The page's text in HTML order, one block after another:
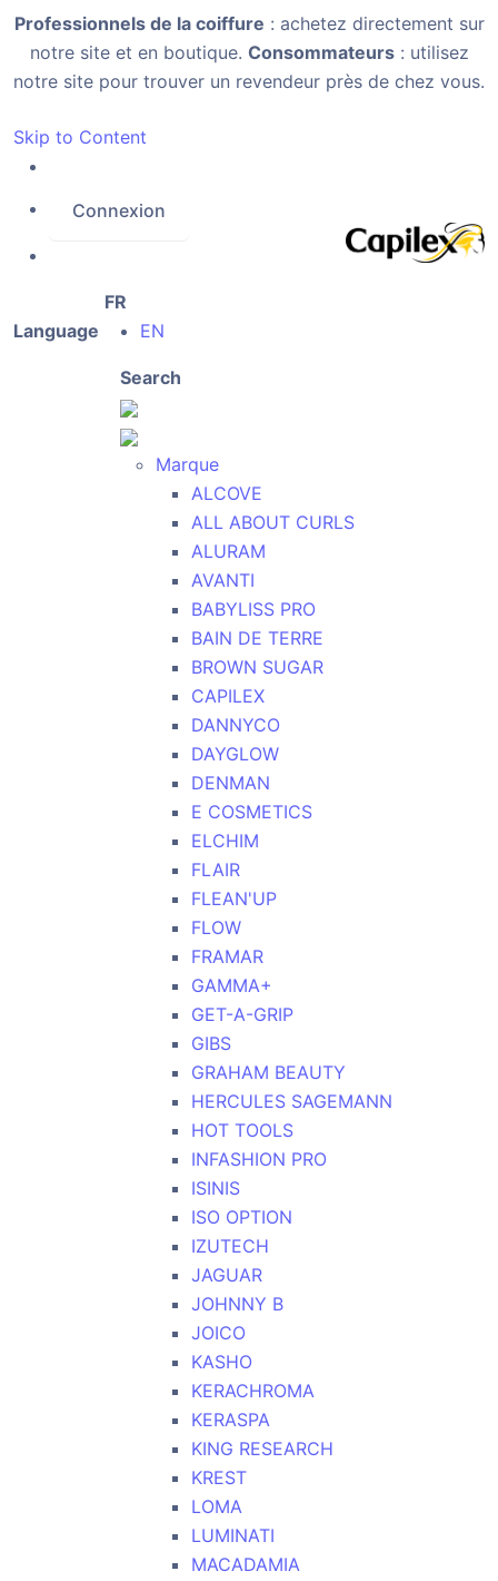
Professionnels de la coiffure : achetez directement sur
notre site et en boutique. Consommateurs: utilisez
notre site pour trouver un revendeur près de chez vous.
Skip to Content
Connexion
Language
FR
EN
Search
Marque
ALCOVE
ALL ABOUT CURLS
ALURAM
AVANTI
BABYLISS PRO
BAIN DE TERRE
BROWN SUGAR
CAPILEX
DANNYCO
DAYGLOW
DENMAN
E COSMETICS
ELCHIM
FLAIR
FLEAN'UP
FLOW
FRAMAR
GAMMA+
GET-A-GRIP
GIBS
GRAHAM BEAUTY
HERCULES SAGEMANN
HOT TOOLS
INFASHION PRO
ISINIS
ISO OPTION
IZUTECH
JAGUAR
JOHNNY B
JOICO
KASHO
KERACHROMA
KERASPA
KING RESEARCH
KREST
LOMA
LUMINATI
MACADAMIA